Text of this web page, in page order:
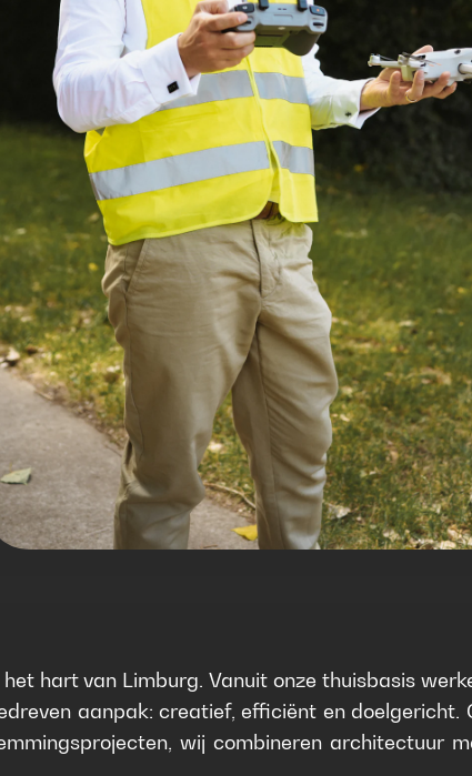
hart van Limburg. Vanuit onze thuisbasis
aanpak: creatief, efficiënt en doelgericht.
wij combineren architectuur